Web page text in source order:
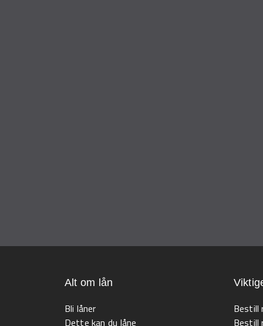
Alt om lån
Bli låner
Dette kan du låne
Bestill
Bestill